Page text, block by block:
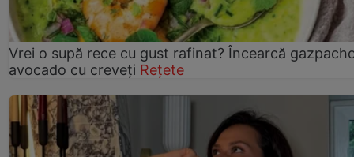
Vrei o supă rece cu gust rafinat? Încearcă
avocado cu creveți Rețete